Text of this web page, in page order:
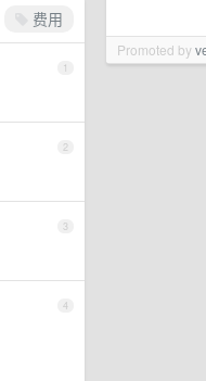
Promoted by
费用
1
2
3
4